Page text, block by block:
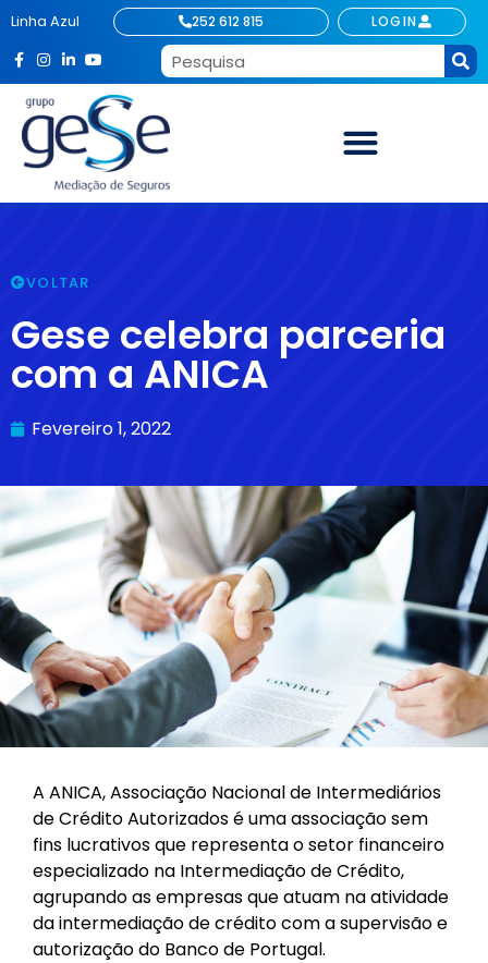
Linha Azul 252 612 815 LOGIN
VOLTAR
Gese celebra parceria
com a ANICA
Fevereiro 1, 2022
A ANICA, Associação Nacional de Intermediários
de Crédito Autorizados é uma associação sem
fins lucrativos que representa o setor financeiro
especializado na Intermediação de Crédito,
agrupando as empresas que atuam na atividade
da intermediação de crédito com a supervisão e
autorização do Banco de Portugal.